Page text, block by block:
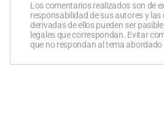
Los comentarios realizados son de
responsabilidad de sus autores y las
derivadas de ellos pueden ser
legales que correspondan. Evitar
que no respondan al tema